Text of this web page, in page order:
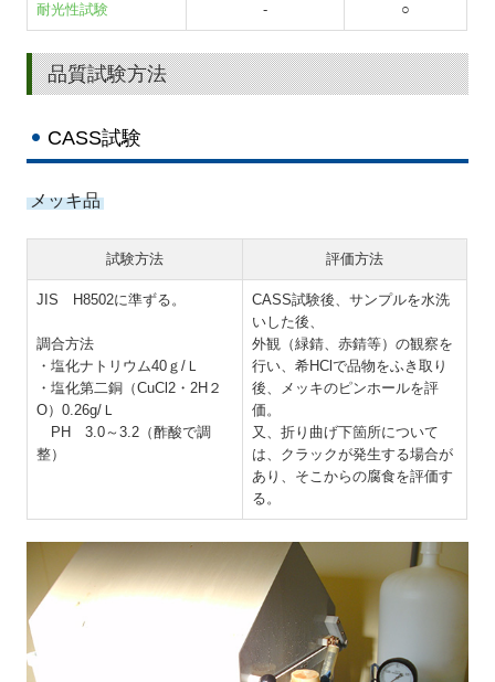
耐光性試験 - ○
品質試験方法
CASS試験
メッキ品
試験方法 評価方法
JIS H8502に準ずる。
調合方法
・塩化ナトリウム40ｇ/Ｌ
・塩化第二銅（CuCl2・2H２
O）0.26g/Ｌ
PH 3.0～3.2（酢酸で調
整）
CASS試験後、サンプルを水洗
いした後、
外観（緑錆、赤錆等）の観察を
行い、希HClで品物をふき取り
後、メッキのピンホールを評
価。
又、折り曲げ下箇所について
は、クラックが発生する場合が
あり、そこからの腐食を評価す
る。